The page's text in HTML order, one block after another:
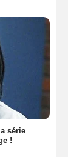
série
!